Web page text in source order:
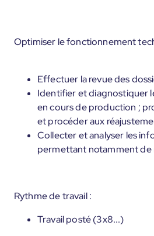
Optimiser le fonctionnement
Effectuer la revue des
Identifier et diagnostiquer
en cours de production ;
et procéder aux
Collecter et analyser les
permettant notamment de
Rythme de travail :
Travail posté (3x8...)